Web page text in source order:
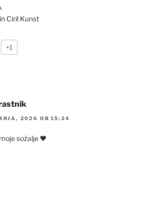
Ciril Kunst
+1
2026 OB 15:24
sožalje 🖤